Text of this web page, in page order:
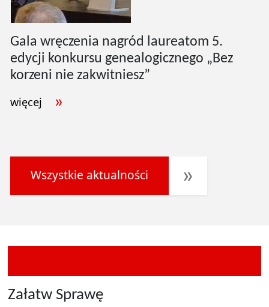
Gala wręczenia nagród laureatom 5.
edycji konkursu genealogicznego „Bez
korzeni nie zakwitniesz”
więcej
Wszystkie aktualności
Załatw Sprawę